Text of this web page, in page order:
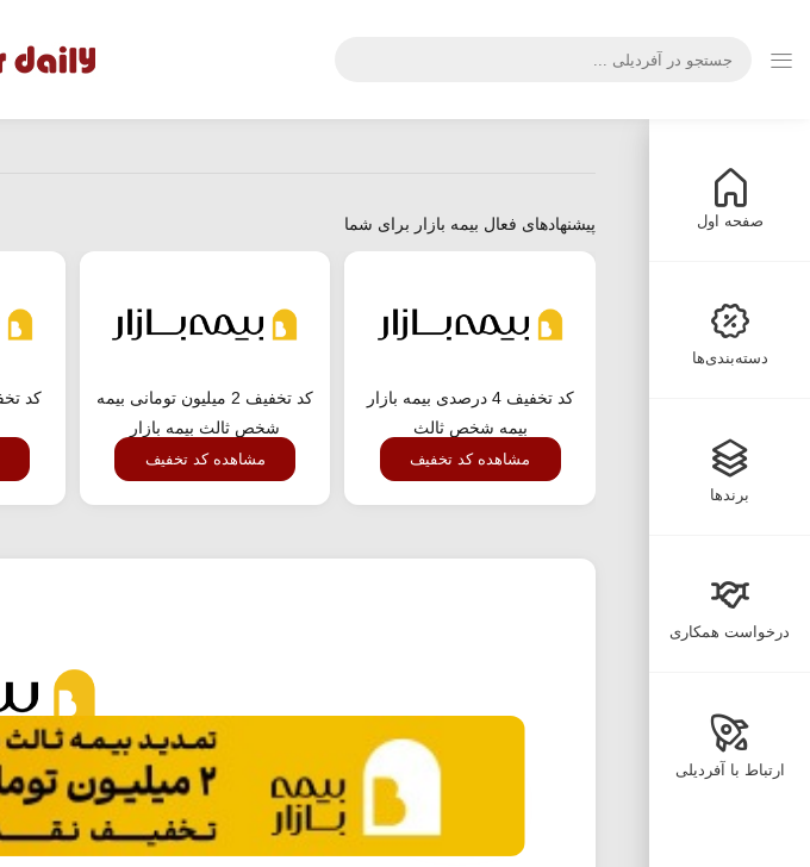
صفحه اول
دسته‌بندی‌ها
برندها
درخواست همکاری
ارتباط با آفردیلی
پیشنهادهای فعال بیمه بازار برای شما
کد تخفیف 4 درصدی بیمه بازار
بیمه شخص ثالث
مشاهده کد تخفیف
کد تخفیف 2 میلیون تومانی بیمه
شخص ثالث بیمه بازار
مشاهده کد تخفیف